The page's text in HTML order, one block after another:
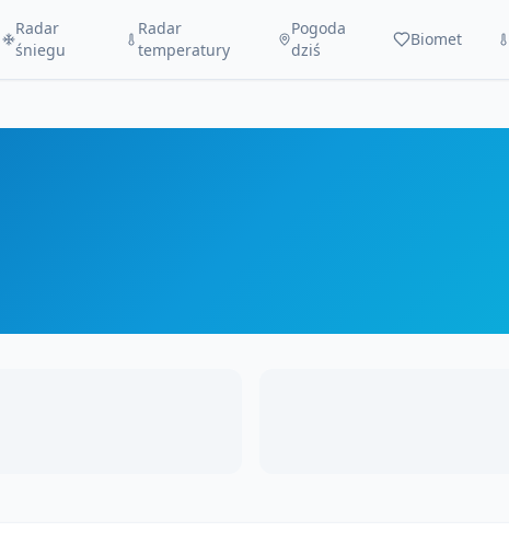
Radar
śniegu
Radar
temperatury
Pogoda
dziś
Biomet